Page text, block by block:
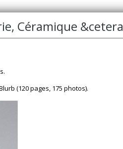
Céramique &cetera
(120 pages, 175 photos).